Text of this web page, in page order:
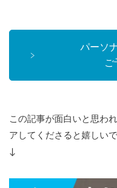
パーソ
ご
この記事が面白いと思わ
アしてくださると嬉しいで
↓